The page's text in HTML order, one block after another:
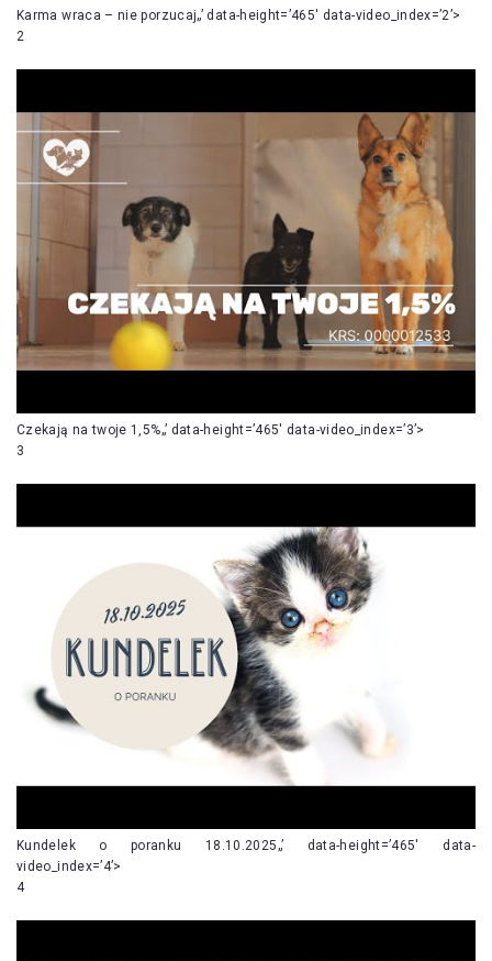
Karma wraca – nie porzucaj„’ data-height=’465′ data-video_index=’2’>
2
Czekają na twoje 1,5%„’ data-height=’465′ data-video_index=’3’>
3
Kundelek o poranku 18.10.2025„’ data-height=’465′ data-
video_index=’4’>
4